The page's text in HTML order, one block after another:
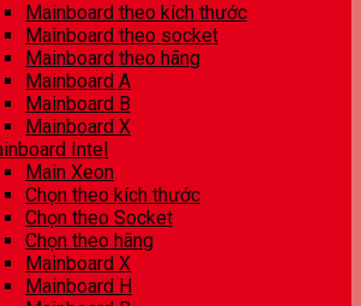
Mainboard theo kích thước
Mainboard theo socket
Mainboard theo hãng
Mainboard A
Mainboard B
Mainboard X
Intel
Main Xeon
Chọn theo kích thước
Chọn theo Socket
Chọn theo hãng
Mainboard X
Mainboard H